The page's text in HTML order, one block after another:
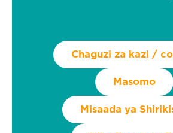
Chaguzi za kazi /
Masomo
Misaada ya